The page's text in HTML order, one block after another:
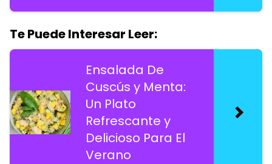
Te Puede Interesar Leer:
Ensalada De
Cuscús y Menta:
Un Plato
Refrescante y
Delicioso Para El
Verano